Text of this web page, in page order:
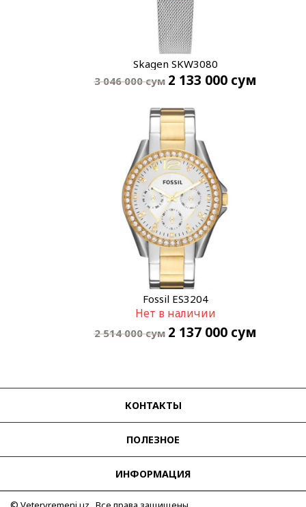
Skagen SKW3080
3 046 000сум 2 133 000 сум
Fossil ES3204
Нет в наличии
2 514 000сум 2 137 000 сум
КОНТАКТЫ
ПОЛЕЗНОЕ
ИНФОРМАЦИЯ